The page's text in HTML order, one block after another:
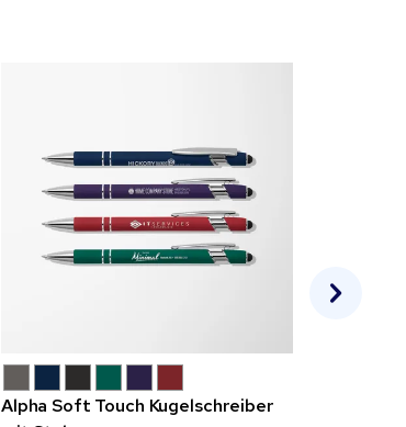
Alpha Soft Touch Kugelschreiber